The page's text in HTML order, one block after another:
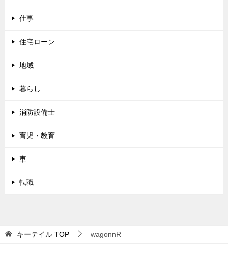
仕事
住宅ローン
地域
暮らし
消防設備士
育児・教育
車
転職
キーテイル TOP wagonnR